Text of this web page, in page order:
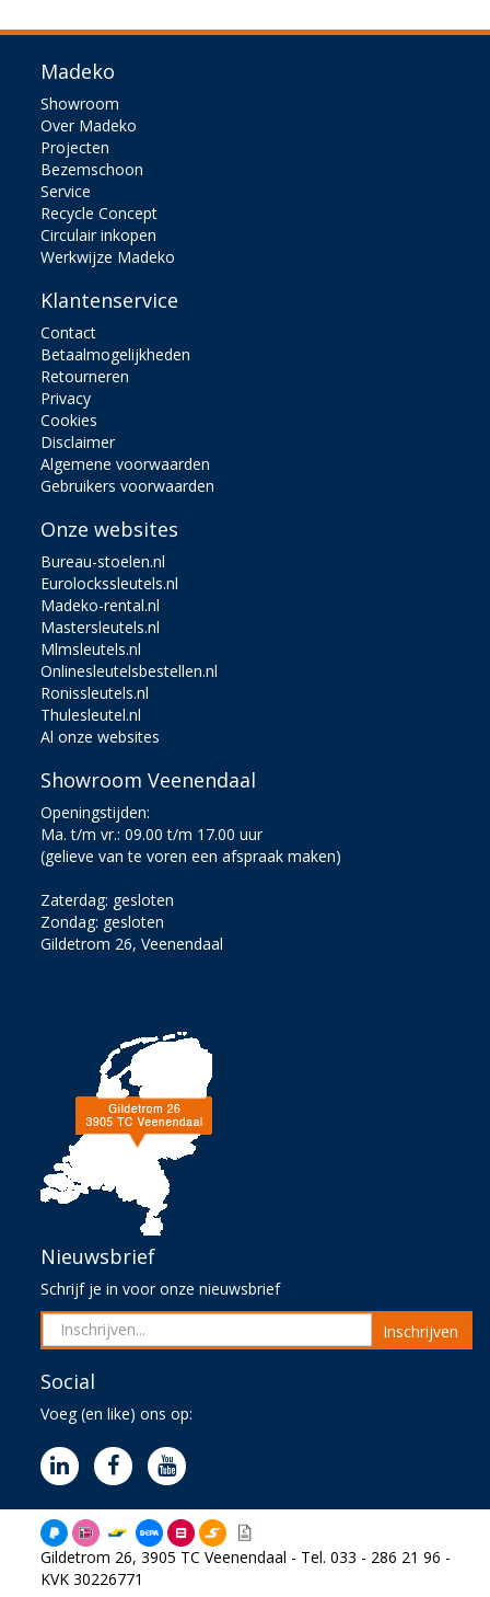
Madeko
Showroom
Over Madeko
Projecten
Bezemschoon
Service
Recycle Concept
Circulair inkopen
Werkwijze Madeko
Klantenservice
Contact
Betaalmogelijkheden
Retourneren
Privacy
Cookies
Disclaimer
Algemene voorwaarden
Gebruikers voorwaarden
Onze websites
Bureau-stoelen.nl
Eurolockssleutels.nl
Madeko-rental.nl
Mastersleutels.nl
Mlmsleutels.nl
Onlinesleutelsbestellen.nl
Ronissleutels.nl
Thulesleutel.nl
Al onze websites
Showroom Veenendaal
Openingstijden:
Ma. t/m vr.: 09.00 t/m 17.00 uur
(gelieve van te voren een afspraak maken)
Zaterdag: gesloten
Zondag: gesloten
Gildetrom 26, Veenendaal
Nieuwsbrief
Schrijf je in voor onze nieuwsbrief
Inschrijven
Social
Voeg (en like) ons op:
Gildetrom 26, 3905 TC Veenendaal - Tel. 033 - 286 21 96 -
KVK 30226771